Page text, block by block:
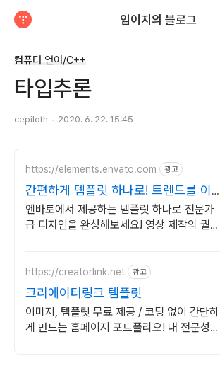
임이지의 블로그
컴퓨터 언어/C++
타입추론
cepiloth 2020. 6. 22. 15:45
https://elements.envato.com 광고
간편하게 템플릿 하나로! 트렌드를 이
끄는 인기 콘텐츠
엔바토에서 제공하는 템플릿 하나로 전문가
급 디자인을 완성해보세요! 영상 제작의 퀄리
https://creatorlink.net 광고
크리에이터링크 템플릿
이미지, 템플릿 무료 제공 / 코딩 없이 간단하
게 만드는 홈페이지 포트폴리오! 내 전문성을